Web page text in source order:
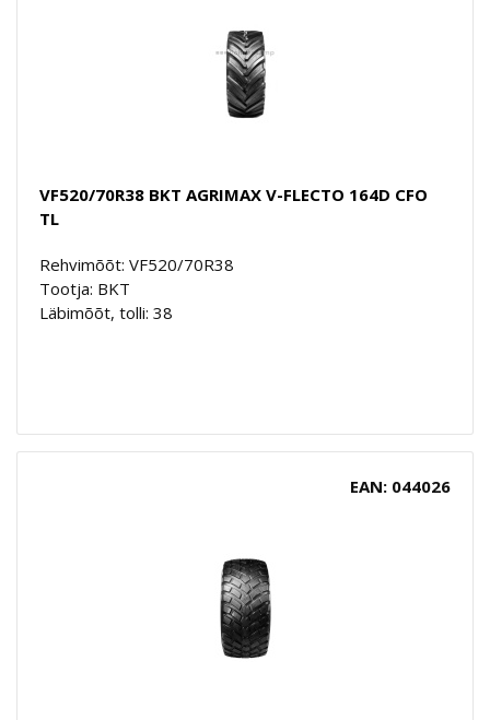
VF520/70R38 BKT AGRIMAX V-FLECTO 164D CFO
TL
Rehvimõõt: VF520/70R38
Tootja: BKT
Läbimõõt, tolli: 38
EAN: 044026